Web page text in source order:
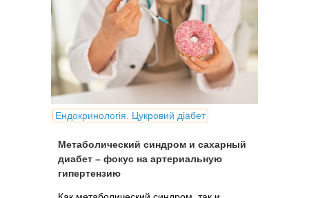
Ендокринологія. Цукровий діабет
Метаболический синдром и сахарный
диабет – фокус на артериальную
гипертензию